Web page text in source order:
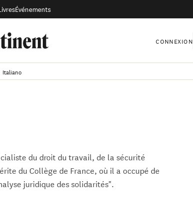
Événements
CONNEXION
Italiano
du droit du travail, de la sécurité
du Collège de France, où il a occupé de
juridique des solidarités".